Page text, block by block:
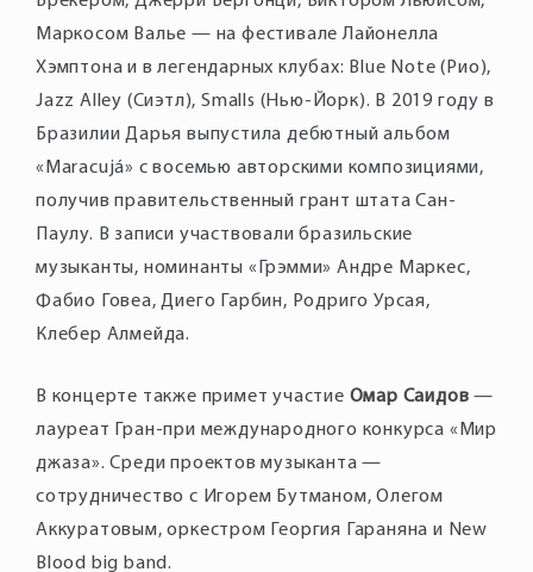
Маркосом Валье — на фестивале Лайонелла
Хэмптона и в легендарных клубах: Blue Note (Рио),
Jazz Alley (Сиэтл), Smalls (Нью-Йорк). В 2019 году в
Бразилии Дарья выпустила дебютный альбом
«Maracujá» с восемью авторскими композициями,
получив правительственный грант штата Сан-
Паулу. В записи участвовали бразильские
музыканты, номинанты «Грэмми» Андре Маркес,
Фабио Говеа, Диего Гарбин, Родриго Урсая,
В концерте также примет участие Омар Саидов —
лауреат Гран-при международного конкурса «Мир
джаза». Среди проектов музыканта —
сотрудничество с Игорем Бутманом, Олегом
Аккуратовым, оркестром Георгия Гараняна и New
Blood big band.